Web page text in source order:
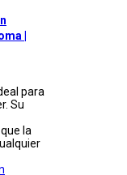
|
para
Su
la